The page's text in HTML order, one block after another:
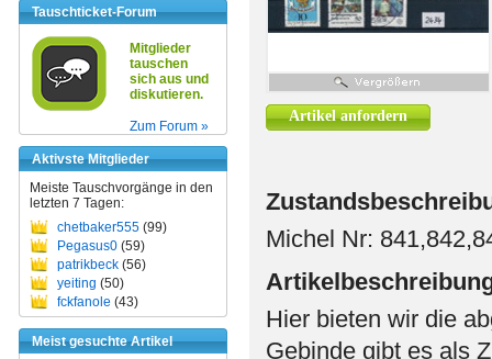
Tauschticket-Forum
Mitglieder
tauschen
sich aus und
diskutieren.
Zum Forum »
Aktivste Mitglieder
Meiste Tauschvorgänge in den
letzten 7 Tagen:
chetbaker555 (99)
Pegasus0 (59)
patrikbeck (56)
yeiting (50)
fckfanole (43)
Meist gesuchte Artikel
Artikel anfordern
Michel Nr:
Hier bieten wir die
Gebinde gibt es als